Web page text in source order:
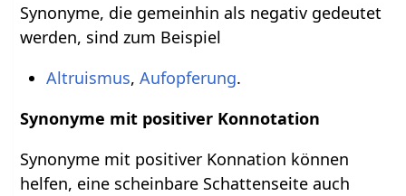
Synonyme, die gemeinhin als negativ gedeutet
werden, sind zum Beispiel
Altruismus, Aufopferung.
Synonyme mit positiver Konnotation
Synonyme mit positiver Konnation können
helfen, eine scheinbare Schattenseite auch